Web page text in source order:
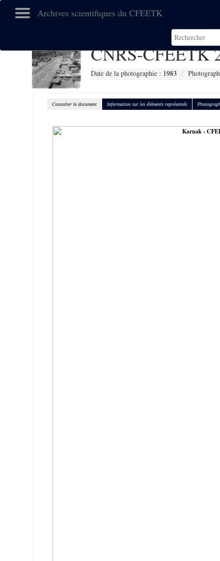
Archives scientifiques du CFEETK
CNRS-CFEETK
Date de la photographie : 1983
Consulter le document Information sur les éléments représentés